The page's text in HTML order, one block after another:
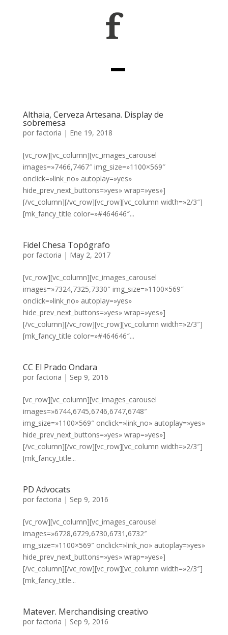
Althaia, Cerveza Artesana. Display de
sobremesa
por factoria | Ene 19, 2018
[vc_row][vc_column][vc_images_carousel
images=»7466,7467″ img_size=»1100×569″
onclick=»link_no» autoplay=»yes»
hide_prev_next_buttons=»yes» wrap=»yes»]
[/vc_column][/vc_row][vc_row][vc_column width=»2/3″]
[mk_fancy_title color=»#464646″...
Fidel Chesa Topógrafo
por factoria | May 2, 2017
[vc_row][vc_column][vc_images_carousel
images=»7324,7325,7330″ img_size=»1100×569″
onclick=»link_no» autoplay=»yes»
hide_prev_next_buttons=»yes» wrap=»yes»]
[/vc_column][/vc_row][vc_row][vc_column width=»2/3″]
[mk_fancy_title color=»#464646″...
CC El Prado Ondara
por factoria | Sep 9, 2016
[vc_row][vc_column][vc_images_carousel
images=»6744,6745,6746,6747,6748″
img_size=»1100×569″ onclick=»link_no» autoplay=»yes»
hide_prev_next_buttons=»yes» wrap=»yes»]
[/vc_column][/vc_row][vc_row][vc_column width=»2/3″]
[mk_fancy_title...
PD Advocats
por factoria | Sep 9, 2016
[vc_row][vc_column][vc_images_carousel
images=»6728,6729,6730,6731,6732″
img_size=»1100×569″ onclick=»link_no» autoplay=»yes»
hide_prev_next_buttons=»yes» wrap=»yes»]
[/vc_column][/vc_row][vc_row][vc_column width=»2/3″]
[mk_fancy_title...
Matever. Merchandising creativo
por factoria | Sep 9, 2016